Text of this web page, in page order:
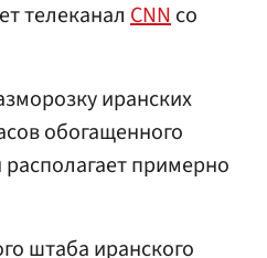
телеканал CNNсо
иранских
обогащенного
примерно
штаба иранского